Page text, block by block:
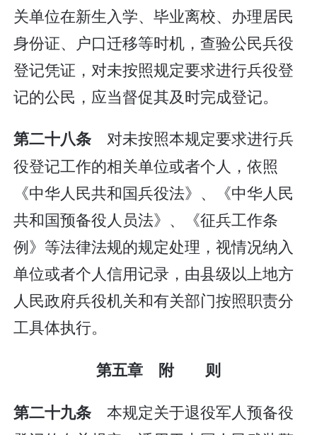
关单位在新生入学、毕业离校、办理居民
身份证、户口迁移等时机，查验公民兵役
登记凭证，对未按照规定要求进行兵役登
记的公民，应当督促其及时完成登记。
第二十八条对未按照本规定要求进行兵
役登记工作的相关单位或者个人，依照
《中华人民共和国兵役法》、《中华人民
共和国预备役人员法》、《征兵工作条
例》等法律法规的规定处理，视情况纳入
单位或者个人信用记录，由县级以上地方
人民政府兵役机关和有关部门按照职责分
工具体执行。
第五章 附 则
第二十九条 本规定关于退役军人预备役